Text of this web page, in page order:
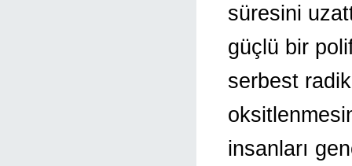
süresini
güçlü bir
serbest
insanları